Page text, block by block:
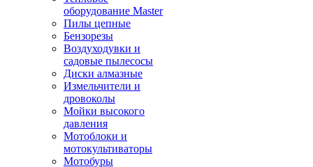
оборудование Master
Пилы цепные
Бензорезы
Воздуходувки и
садовые пылесосы
Диски алмазные
Измельчители и
дровоколы
Мойки высокого
давления
Мотоблоки и
мотокультиваторы
Мотобуры